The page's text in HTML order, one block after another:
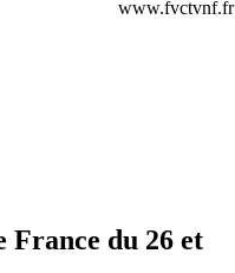
www.fvctvnf.fr
France du 26 et